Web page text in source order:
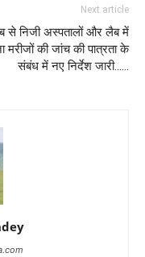
Next article
से निजी अस्पतालों और लैब में
मरीजों की जांच की पात्रता के
संबंध में नए निर्देश जारी……